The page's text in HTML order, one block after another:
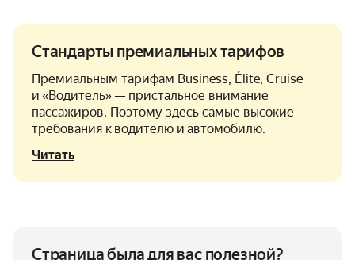
Стандарты премиальных тарифов
Премиальным тарифам Business, Élite, Cruise
и «Водитель» — пристальное внимание
пассажиров. Поэтому здесь самые высокие
требования к водителю и автомобилю.
Читать
Страница была для вас полезной?